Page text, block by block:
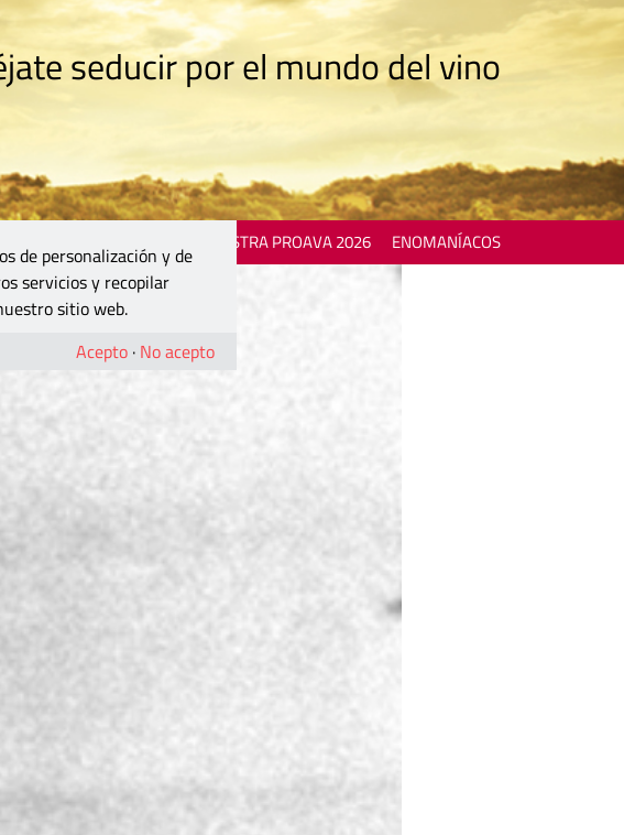
seducir por el mundo del vino
MOSTRA PROAVA 2026 ENOMANÍACOS
de personalización y de
servicios y recopilar
sitio web.
Acepto · No acepto